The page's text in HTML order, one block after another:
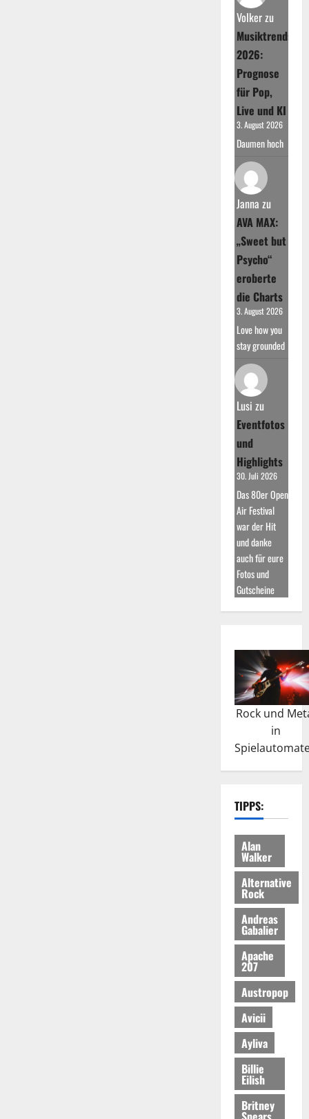
Volkerzu
Musiktrends
2026:
Prognose
für Pop,
Live und KI
3. August 2026
Daumen hoch
Janna zu
AVA MAX:
„Sweet but
Psycho“
eroberte
die Charts
3. August 2026
Love how you
stay grounded
Lusi zu
Eventfotos
und
Highlights
30. Juli 2026
Das 80er Open
Air Festival
war der Hit
und danke
auch für eure
Fotos und
Gutscheine
Rock und
in
TIPPS:
Alan
Walker
Alternative
Rock
Andreas
Gabalier
Apache
207
Austropop
Avicii
Ayliva
Billie
Eilish
Britney